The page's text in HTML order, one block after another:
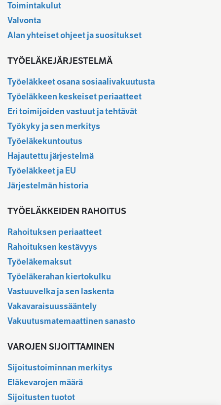
Toimintakulut
Valvonta
Alan yhteiset ohjeet ja suositukset
TYÖELÄKEJÄRJESTELMÄ
Työeläkkeet osana sosiaalivakuutusta
Työeläkkeen keskeiset periaatteet
Eri toimijoiden vastuut ja tehtävät
Työkyky ja sen merkitys
Työeläkekuntoutus
Hajautettu järjestelmä
Työeläkkeet ja EU
Järjestelmän historia
TYÖELÄKKEIDEN RAHOITUS
Rahoituksen periaatteet
Rahoituksen kestävyys
Työeläkemaksut
Työeläkerahan kiertokulku
Vastuuvelka ja sen laskenta
Vakavaraisuussääntely
Vakuutusmatemaattinen sanasto
VAROJEN SIJOITTAMINEN
Sijoitustoiminnan merkitys
Eläkevarojen määrä
Sijoitusten tuotot